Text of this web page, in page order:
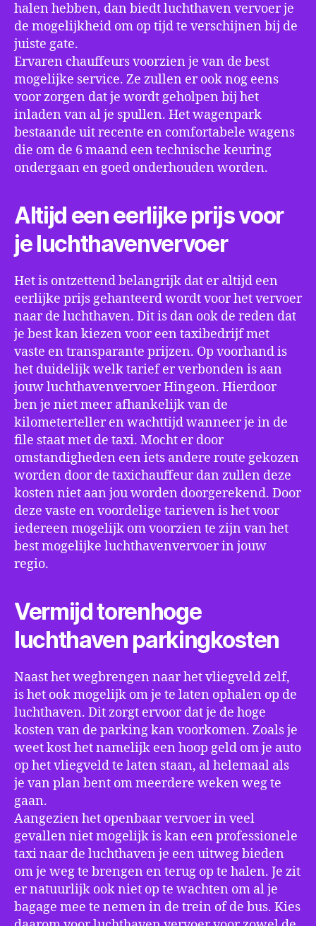
halen hebben, dan biedt luchthaven vervoer je
de mogelijkheid om op tijd te verschijnen bij de
juiste gate.
Ervaren chauffeurs voorzien je van de best
mogelijke service. Ze zullen er ook nog eens
voor zorgen dat je wordt geholpen bij het
inladen van al je spullen. Het wagenpark
bestaande uit recente en comfortabele wagens
die om de 6 maand een technische keuring
ondergaan en goed onderhouden worden.
Altijd een eerlijke prijs voor
je luchthavenvervoer
Het is ontzettend belangrijk dat er altijd een
eerlijke prijs gehanteerd wordt voor het vervoer
naar de luchthaven. Dit is dan ook de reden dat
je best kan kiezen voor een taxibedrijf met
vaste en transparante prijzen. Op voorhand is
het duidelijk welk tarief er verbonden is aan
jouw luchthavenvervoer Hingeon. Hierdoor
ben je niet meer afhankelijk van de
kilometerteller en wachttijd wanneer je in de
file staat met de taxi. Mocht er door
omstandigheden een iets andere route gekozen
worden door de taxichauffeur dan zullen deze
kosten niet aan jou worden doorgerekend. Door
deze vaste en voordelige tarieven is het voor
iedereen mogelijk om voorzien te zijn van het
best mogelijke luchthavenvervoer in jouw
regio.
Vermijd torenhoge
luchthaven parkingkosten
Naast het wegbrengen naar het vliegveld zelf,
is het ook mogelijk om je te laten ophalen op de
luchthaven. Dit zorgt ervoor dat je de hoge
kosten van de parking kan voorkomen. Zoals je
weet kost het namelijk een hoop geld om je auto
op het vliegveld te laten staan, al helemaal als
je van plan bent om meerdere weken weg te
gaan.
Aangezien het openbaar vervoer in veel
gevallen niet mogelijk is kan een professionele
taxi naar de luchthaven je een uitweg bieden
om je weg te brengen en terug op te halen. Je zit
er natuurlijk ook niet op te wachten om al je
bagage mee te nemen in de trein of de bus. Kies